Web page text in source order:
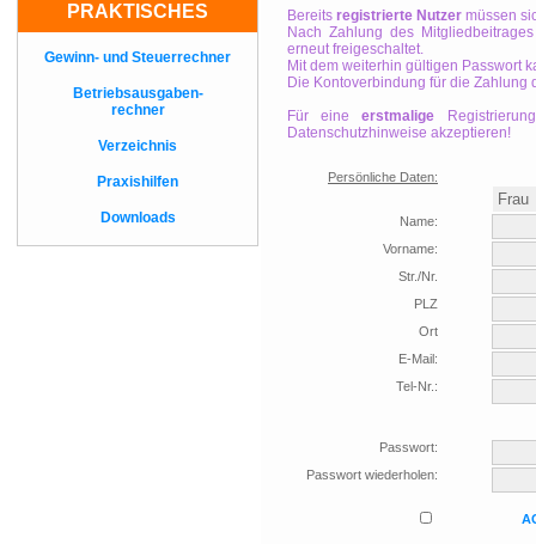
PRAKTISCHES
Gewinn- und Steuerrechner
Betriebsausgaben-
rechner
Verzeichnis
Praxishilfen
Downloads
Bereits registrierte Nutzer müssen
Nach Zahlung des
erneut freigeschaltet.
Mit dem weiterhin gültigen Passwort
Die Kontoverbindung für die
Für eineerstmalige
Datenschutzhinweise akzeptieren!
Persönliche Daten:
Name:
Vorname:
Str./Nr.
PLZ
Ort
E-Mail:
Tel-Nr.:
Passwort:
Passwort wiederholen: